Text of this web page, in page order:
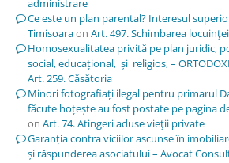
administrare
Ce este un plan parental? Interesul
Timisoaraon Art. 497. Schimbarea
Homosexualitatea privită pe plan juridic,
social, educațional, și religios, –
Art. 259. Căsătoria
Minori fotografiați ilegal pentru primarul
făcute hoțește au fost postate pe pagina
on Art. 74. Atingeri aduse vieţii private
Garanția contra viciilor ascunse în
și răspunderea asociatului – Avocat